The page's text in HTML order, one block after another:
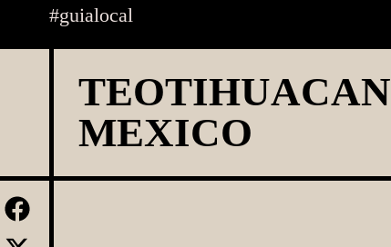
#guialocal
TEOTIHUACAN
MEXICO